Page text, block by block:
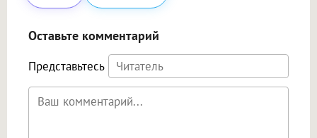
Оставьте комментарий
Представьтесь